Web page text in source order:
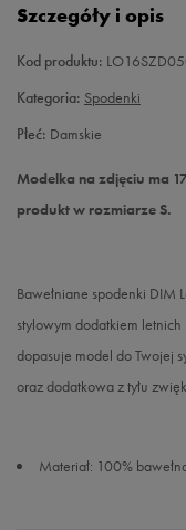
Szczegóły i opis
Kod produktu:
Kategoria: Spodenki
Płeć: Damskie
Modelka na zdjęciu ma
produkt w rozmiarze S.
Bawełniane spodenki DIM
stylowym dodatkiem
dopasuje model do Twojej
oraz dodatkowa z tyłu
Materiał: 100%